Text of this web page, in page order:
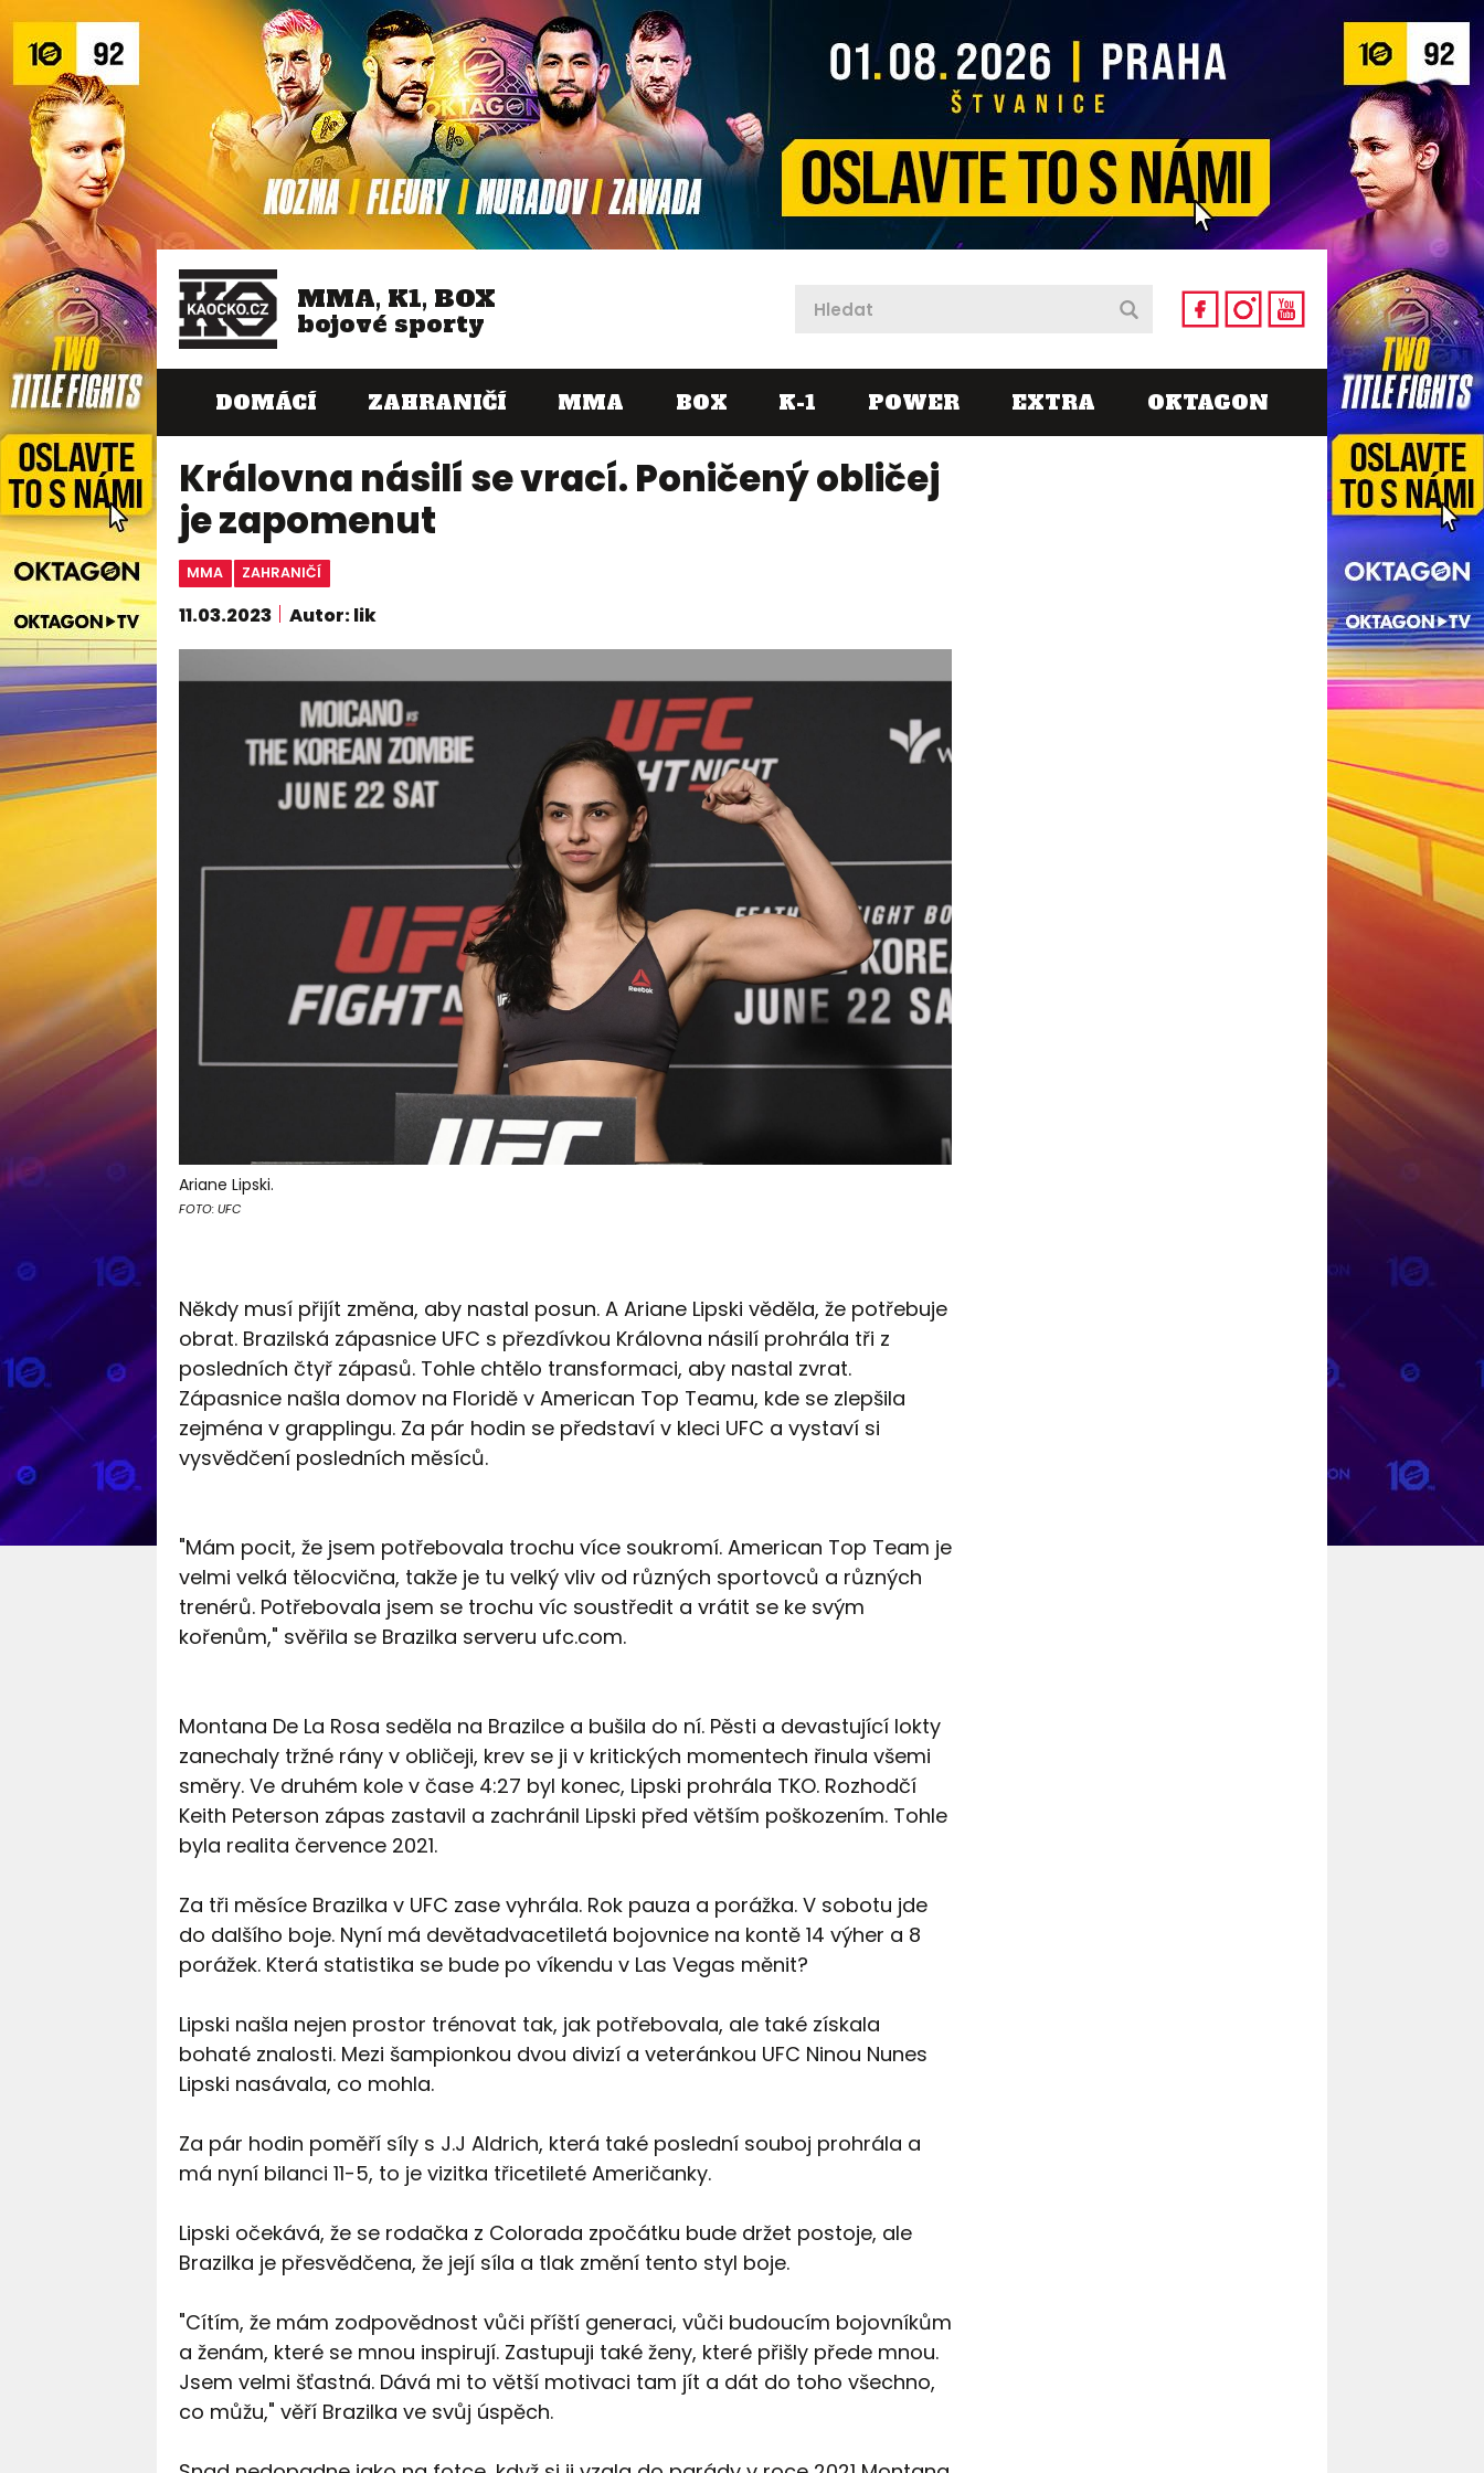
MMA, K1, BOX
bojové sporty
DOMÁCÍ ZAHRANIČÍ MMA BOX K-1 POWER EXTRA OKTAGON
Královna násilí se vrací. Poničený obličej
je zapomenut
MMA ZAHRANIČÍ
11.03.2023 Autor: lik
Ariane Lipski.
FOTO: UFC
Někdy musí přijít změna, aby nastal posun. A Ariane Lipski věděla, že potřebuje
obrat. Brazilská zápasnice UFC s přezdívkou Královna násilí prohrála tři z
posledních čtyř zápasů. Tohle chtělo transformaci, aby nastal zvrat.
Zápasnice našla domov na Floridě v American Top Teamu, kde se zlepšila
zejména v grapplingu. Za pár hodin se představí v kleci UFC a vystaví si
vysvědčení posledních měsíců.
"Mám pocit, že jsem potřebovala trochu více soukromí. American Top Team je
velmi velká tělocvična, takže je tu velký vliv od různých sportovců a různých
trenérů. Potřebovala jsem se trochu víc soustředit a vrátit se ke svým
kořenům," svěřila se Brazilka serveru ufc.com.
Montana De La Rosa seděla na Brazilce a bušila do ní. Pěsti a devastující lokty
zanechaly tržné rány v obličeji, krev se ji v kritických momentech řinula všemi
směry. Ve druhém kole v čase 4:27 byl konec, Lipski prohrála TKO. Rozhodčí
Keith Peterson zápas zastavil a zachránil Lipski před větším poškozením. Tohle
byla realita července 2021.
Za tři měsíce Brazilka v UFC zase vyhrála. Rok pauza a porážka. V sobotu jde
do dalšího boje. Nyní má devětadvacetiletá bojovnice na kontě 14 výher a 8
porážek. Která statistika se bude po víkendu v Las Vegas měnit?
Lipski našla nejen prostor trénovat tak, jak potřebovala, ale také získala
bohaté znalosti. Mezi šampionkou dvou divizí a veteránkou UFC Ninou Nunes
Lipski nasávala, co mohla.
Za pár hodin poměří síly s J.J Aldrich, která také poslední souboj prohrála a
má nyní bilanci 11-5, to je vizitka třicetileté Američanky.
Lipski očekává, že se rodačka z Colorada zpočátku bude držet postoje, ale
Brazilka je přesvědčena, že její síla a tlak změní tento styl boje.
"Cítím, že mám zodpovědnost vůči příští generaci, vůči budoucím bojovníkům
a ženám, které se mnou inspirují. Zastupuji také ženy, které přišly přede mnou.
Jsem velmi šťastná. Dává mi to větší motivaci tam jít a dát do toho všechno,
co můžu," věří Brazilka ve svůj úspěch.